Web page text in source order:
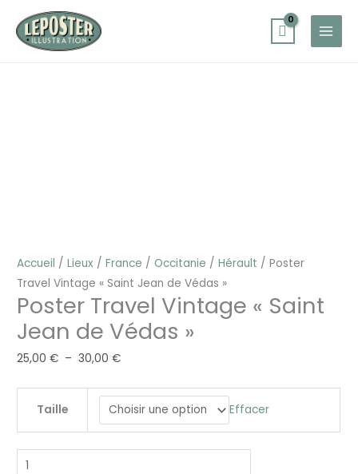
contenu
Accueil /Lieux /France /Occitanie /Hérault / Poster
Travel Vintage « Saint Jean de Védas »
Poster Travel Vintage « Saint
Jean de Védas »
25,00€ – 30,00€
Taille Effacer